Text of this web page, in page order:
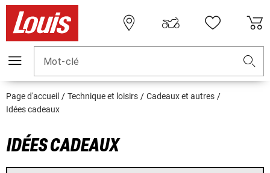
Mot-clé
Page d'accueil Technique et loisirs
Cadeaux et autres
Idées cadeaux
IDÉES CADEAUX